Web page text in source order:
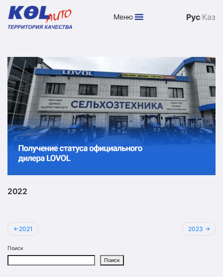
content
Меню Рус/Каз
2022
Навигация
по
записям
2021 2023
Поиск
Поиск